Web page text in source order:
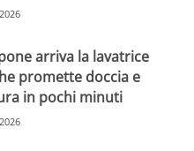
arriva la lavatrice
promette doccia e
in pochi minuti